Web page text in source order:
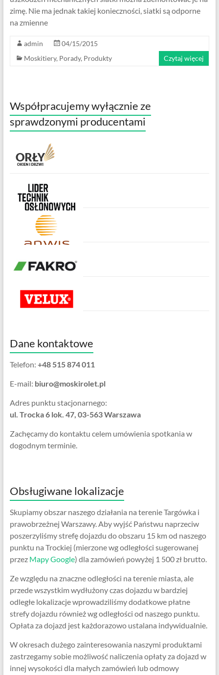
zimę. Nie ma jednak takiej konieczności, siatki są odporne
na zmienne
admin
04/15/2015
Moskitiery, Porady, Produkty Czytaj więcej
Współpracujemy wyłącznie ze
sprawdzonymi producentami
Dane kontaktowe
Telefon: +48 515 874 011
E-mail: biuro@moskirolet.pl
Adres punktu stacjonarnego:
ul. Trocka 6 lok. 47, 03-563 Warszawa
Zachęcamy do kontaktu celem umówienia spotkania w
dogodnym terminie.
Obsługiwane lokalizacje
Skupiamy obszar naszego działania na terenie Targówka i
prawobrzeżnej Warszawy. Aby wyjść Państwu naprzeciw
poszerzyliśmy strefę dojazdu do obszaru 15 km od naszego
punktu na Trockiej (mierzone wg odległości sugerowanej
przez Mapy Google) dla zamówień powyżej 1 500 zł brutto.
Ze względu na znaczne odległości na terenie miasta, ale
przede wszystkim wydłużony czas dojazdu w bardziej
odległe lokalizacje wprowadziliśmy dodatkowe płatne
strefy dojazdu również wg odległości od naszego punktu.
Opłata za dojazd jest każdorazowo ustalana indywidualnie.
W okresach dużego zainteresowania naszymi produktami
zastrzegamy sobie możliwość naliczenia opłaty za dojazd w
innej wysokości dla małych zamówień lub odmowy